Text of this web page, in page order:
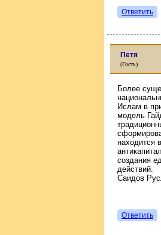
Ответить
Петя
(Гость)
Более
Ислам в
модель
находится
создания
действий.
Саидов
Ответить